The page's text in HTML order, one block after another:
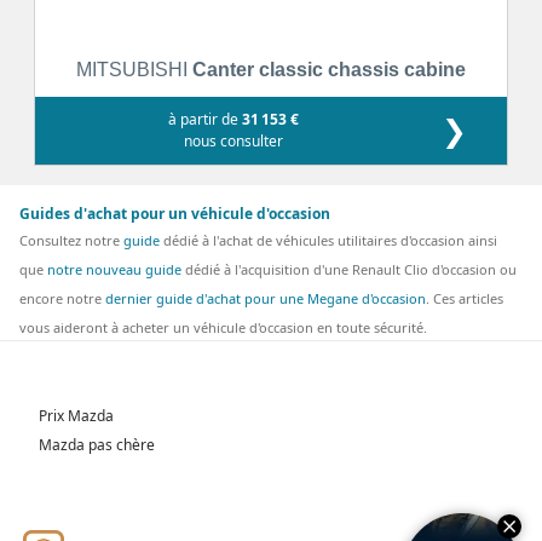
MITSUBISHI Canter classic chassis cabine
à partir de31 153 €
nous consulter
❯
Guides d'achat pour un véhicule d'occasion
Consultez notre guide dédié à l'achat de véhicules utilitaires d'occasion ainsi
que notre nouveau guide dédié à l'acquisition d'une Renault Clio d'occasion ou
encore notre dernier guide d'achat pour une Megane d'occasion. Ces articles
vous aideront à acheter un véhicule d'occasion en toute sécurité.
Prix Mazda
Mazda pas chère